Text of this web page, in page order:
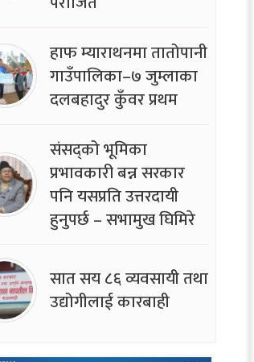
हाफ म्याराथनमा तातोपानी
गाउँपालिका–७ जुम्लाका
दलबहादुर कुँवर प्रथम
संसद्को भूमिका
प्रभावकारी बन्न सरकार
पनि यसप्रति उत्तरदायी
हुनुपर्छ – सभामुख घिमिरे
सात सय ८६ व्यवसायी तथा
उद्योगीलाई कारबाही